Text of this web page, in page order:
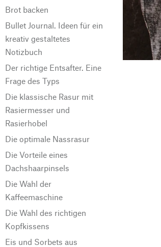
Brot backen
Bullet Journal. Ideen für ein
kreativ gestaltetes
Notizbuch
Der richtige Entsafter. Eine
Frage des Typs
Die klassische Rasur mit
Rasiermesser und
Rasierhobel
Die optimale Nassrasur
Die Vorteile eines
Dachshaarpinsels
Die Wahl der
Kaffeemaschine
Die Wahl des richtigen
Kopfkissens
Eis und Sorbets aus